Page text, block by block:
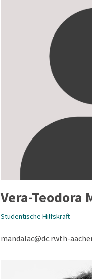
Vera-Teodora
Studentische Hilfskraft
mandalac@dc.rwth-